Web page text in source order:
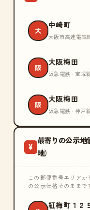
大
中崎町
大阪市高速電気
阪
大阪梅田
阪急電鉄 · 宝塚
阪
大阪梅田
阪急電鉄 · 神戸
¥
最寄りの公示地
地）
この郵便番号エリアか
の公示価格そのままで
紅梅町１２